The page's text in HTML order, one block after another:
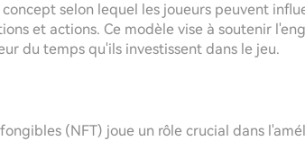
selon lequel les joueurs peuvent
et actions. Ce modèle vise à soutenir
du temps qu'ils investissent dans le jeu.
(NFT) joue un rôle crucial dans